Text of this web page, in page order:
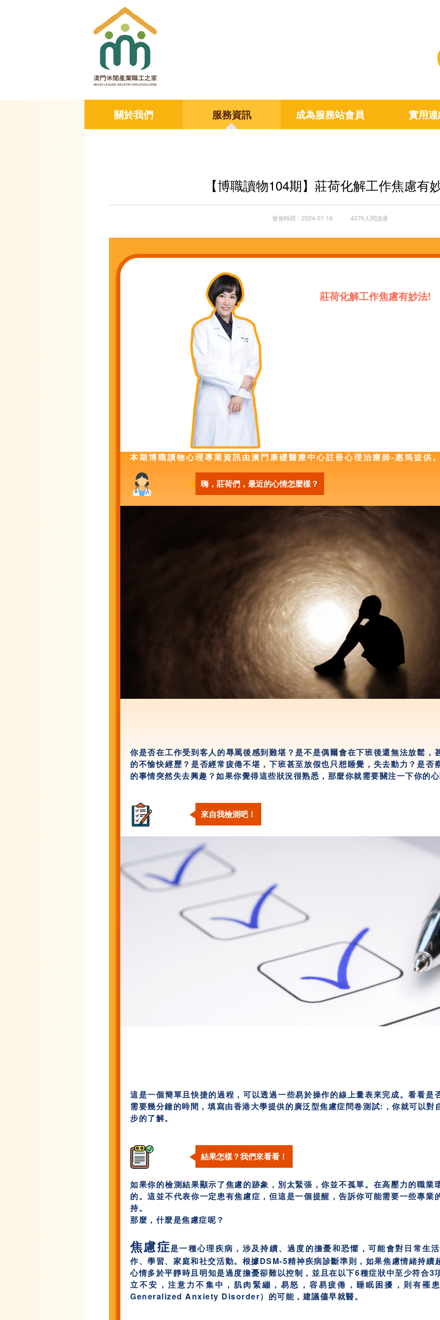
關於我們 服務資訊 成為服務站會員 實用
【博職讀物104期】莊荷化解工作焦慮有
發佈時間：2024-07-16 4376人閱讀過
莊荷化解工作焦慮有妙法!
本期博職讀物心理專業資訊由澳門康礎醫療中心註冊心理治療師-惠筠提供
嗨，莊荷們，最近的心情怎麼樣？
你是否在工作受到客人的辱罵後感到難堪？是不是偶爾會在下班後還無法放鬆，
的不愉快經歷？是否經常疲倦不堪，下班甚至放假也只想睡覺，失去動力？是否
的事情突然失去興趣？如果你覺得這些狀況很熟悉，那麼你就需要關注一下你的
來自我檢測吧！
這是一個簡單且快捷的過程，可以透過一些易於操作的線上量表來完成。看看是
需要幾分鐘的時間，填寫由香港大學提供的廣泛型焦慮症問卷測試:，你就可以對
步的了解。
結果怎樣？我們來看看！
如果你的檢測結果顯示了焦慮的跡象，別太緊張，你並不孤單。在高壓力的職業
的。這並不代表你一定患有焦慮症，但這是一個提醒，告訴你可能需要一些專業
持。
那麼，什麼是焦慮症呢？
焦慮症是一種心理疾病，涉及持續、過度的擔憂和恐懼，可能會對日常生
作、學習、家庭和社交活動。根據DSM-5精神疾病診斷準則，如果焦慮情緒持續
心情多於平靜時且明知是過度擔憂卻難以控制，並且在以下6種症狀中至少符合3
立不安，注意力不集中，肌肉緊繃，易怒，容易疲倦，睡眠困擾，則有罹
Generalized Anxiety Disorder）的可能，建議儘早就醫。